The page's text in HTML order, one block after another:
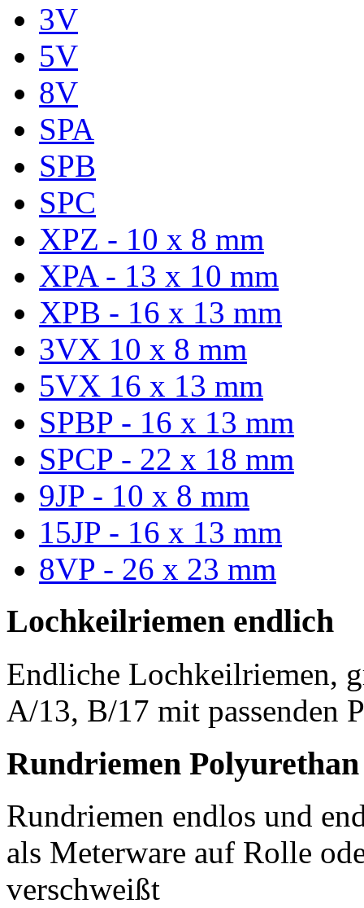
3V
5V
8V
SPA
SPB
SPC
XPZ - 10 x 8 mm
XPA - 13 x 10 mm
XPB - 16 x 13 mm
3VX 10 x 8 mm
5VX 16 x 13 mm
SPBP - 16 x 13 mm
SPCP - 22 x 18 mm
9JP - 10 x 8 mm
15JP - 16 x 13 mm
8VP - 26 x 23 mm
Lochkeilriemen endlich
Endliche Lochkeilriemen,
A/13, B/17 mit passenden
Rundriemen Polyurethan
Rundriemen endlos und
als Meterware auf Rolle
verschweißt